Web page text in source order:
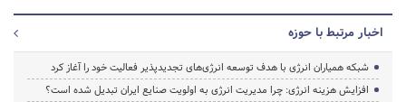
اخبار مرتبط با حوزه
شبکه همیاران انرژی با هدف توسعه انرژی‌های تجدیدپذیر فعالیت خود را آغاز کرد
افزایش هزینه انرژی: چرا مدیریت انرژی به اولویت صنایع ایران تبدیل شده است؟